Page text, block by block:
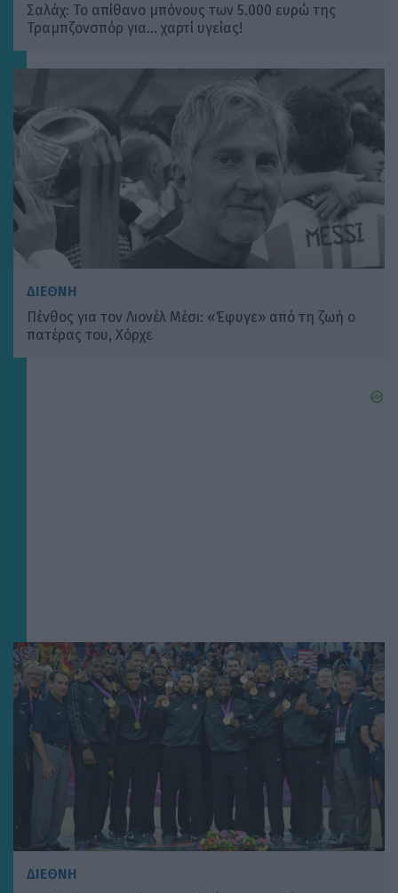
Σαλάχ: Το απίθανο μπόνους των 5.000 ευρώ της
Τραμπζονσπόρ για… χαρτί υγείας!
ΔΙΕΘΝΗ
Πένθος για τον Λιονέλ Μέσι: «Έφυγε» από τη ζωή ο
πατέρας του, Χόρχε
ΔΙΕΘΝΗ